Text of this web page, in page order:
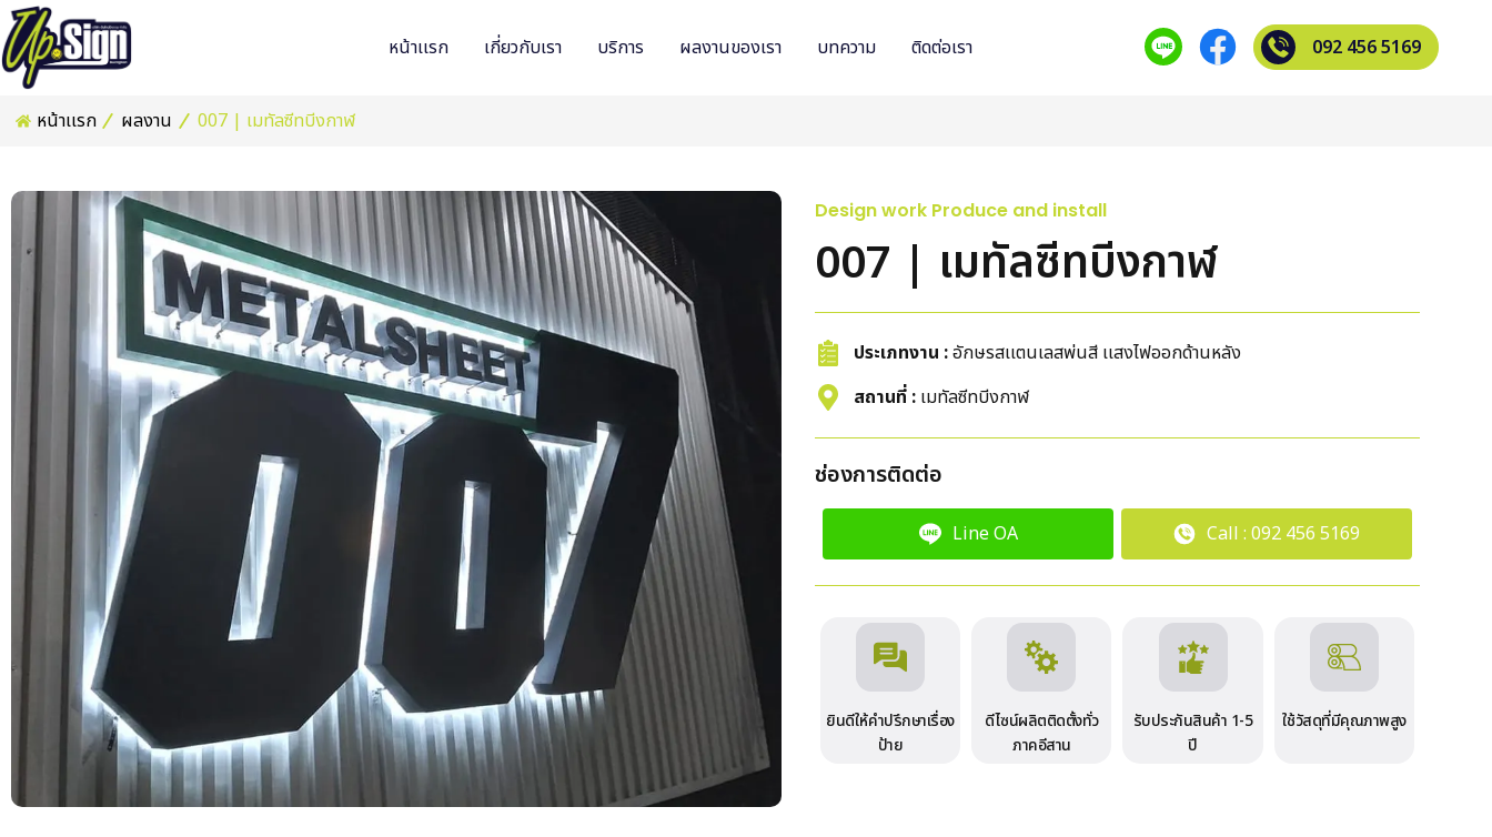
หน้าเเรก เกี่ยวกับเรา บริการ ผลงานของเรา บทความ ติดต่อเรา 092 456 5169
หน้าเเรก ผลงาน 007 | เมทัลซีทบีงกาฬ
Design work Produce and install
007 | เมทัลซีทบีงกาฬ
ประเภทงาน :อักษรสเเตนเลสพ่นสี เเสงไฟออกด้านหลัง
สถานที่ : เมทัลซีทบีงกาฬ
ช่องการติดต่อ
Line OA Call : 092 456 5169
ยินดีให้คำปรึกษาเรื่อง
ป้าย
ดีไซน์ผลิตติดตั้งทั่ว
ภาคอีสาน
รับประกันสินค้า 1-5
ปี
ใช้วัสดุที่มีคุณภาพสูง​